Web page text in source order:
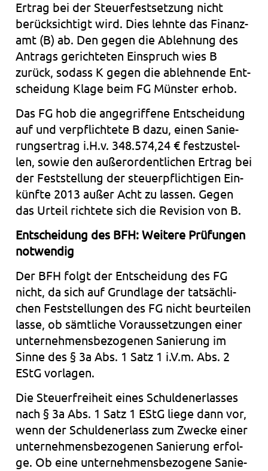
Ertrag bei der Steu­er­fest­set­zung nicht
berück­sich­tigt wird. Dies lehn­te das Finanz­
amt (B) ab. Den gegen die Ableh­nung des
Antrags gerich­te­ten Ein­spruch wies B
zurück, sodass K gegen die ableh­nen­de Ent­
schei­dung Klage beim FG Müns­ter erhob.
Das FG hob die ange­grif­fe­ne Ent­schei­dung
auf und ver­pflich­te­te B dazu, einen Sanie­
rungs­er­trag i.H.v. 348.574,24 € fest­zu­stel­
len, sowie den außer­or­dent­li­chen Ertrag bei
der Fest­stel­lung der steu­er­pflich­ti­gen Ein­
künf­te 2013 außer Acht zu las­sen. Gegen
das Urteil rich­te­te sich die Revi­si­on von B.
Ent­schei­dung des BFH: Wei­te­re Prü­fun­gen
not­wen­dig
Der BFH folgt der Ent­schei­dung des FG
nicht, da sich auf Grund­la­ge der tat­säch­li­
chen Fest­stel­lun­gen des FG nicht beur­tei­len
lasse, ob sämt­li­che Vor­aus­set­zun­gen einer
unter­neh­mens­be­zo­ge­nen Sanie­rung im
Sinne des § 3a Abs. 1 Satz 1 i.V.m. Abs. 2
EStG vor­la­gen.
Die Steu­er­frei­heit eines Schul­den­er­las­ses
nach § 3a Abs. 1 Satz 1 EStG liege dann vor,
wenn der Schul­den­er­lass zum Zwe­cke einer
unter­neh­mens­be­zo­ge­nen Sanie­rung erfol­
ge. Ob eine unter­neh­mens­be­zo­ge­ne Sanie­